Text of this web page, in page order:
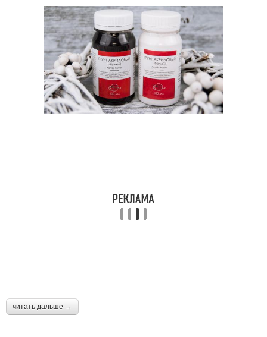
читать дальше →